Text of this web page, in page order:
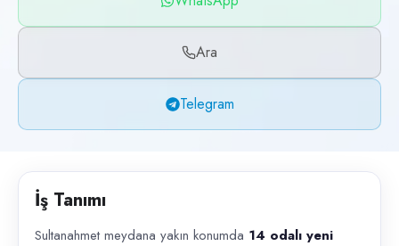
WhatsApp, Telegram, Telefon
İlan açıklaması
Sultanahmet meydana yakın konumda 14 odalı yeni butik bir otel ;
Ara
Telegram
İş Tanımı
Sultanahmet meydana yakın konumda 14 odalı yeni